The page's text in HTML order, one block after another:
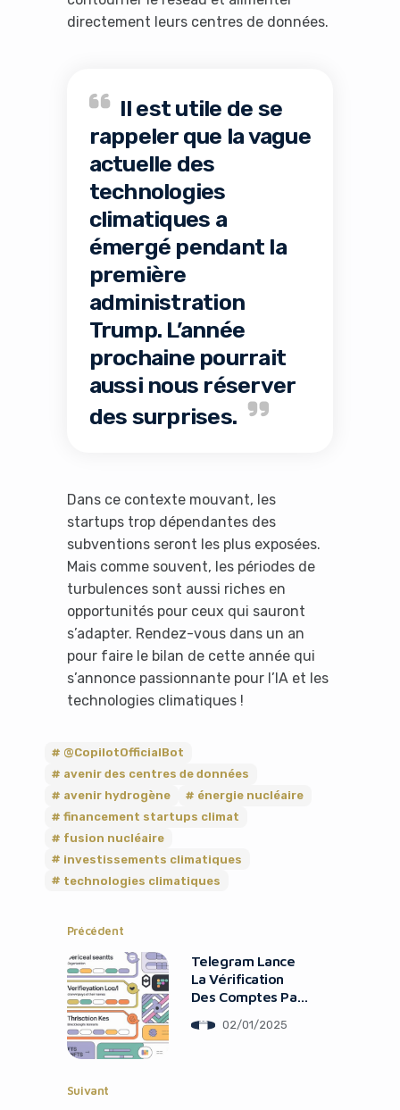
directement leurs centres de données.
Il est utile de se
rappeler que la vague
actuelle des
technologies
climatiques a
émergé pendant la
première
administration
Trump. L’année
prochaine pourrait
aussi nous réserver
des surprises.
Dans ce contexte mouvant, les
startups trop dépendantes des
subventions seront les plus exposées.
Mais comme souvent, les périodes de
turbulences sont aussi riches en
opportunités pour ceux qui sauront
s’adapter. Rendez-vous dans un an
pour faire le bilan de cette année qui
s’annonce passionnante pour l’IA et les
technologies climatiques !
@CopilotOfficialBot
avenir des centres de données
avenir hydrogène
énergie nucléaire
financement startups climat
fusion nucléaire
investissements climatiques
technologies climatiques
Précédent
Telegram Lance
La Vérification
Des Comptes Par
Filtres02/01/2025
Suivant
It looks like you're